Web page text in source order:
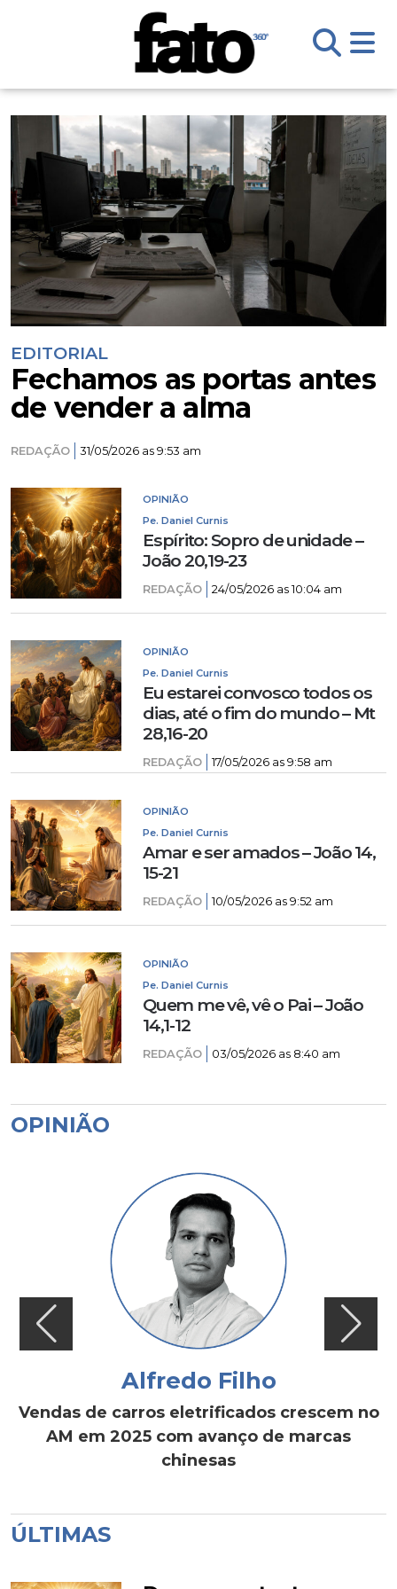
EDITORIAL
Fechamos as portas antes
de vender a alma
REDAÇÃO 31/05/2026 as 9:53 am
OPINIÃO
Pe. Daniel Curnis
Espírito: Sopro de unidade –
João 20,19-23
REDAÇÃO 24/05/2026 as 10:04 am
OPINIÃO
Pe. Daniel Curnis
Eu estarei convosco todos os
dias, até o fim do mundo – Mt
28,16-20
REDAÇÃO 17/05/2026 as 9:58 am
OPINIÃO
Pe. Daniel Curnis
Amar e ser amados – João 14,
15-21
REDAÇÃO 10/05/2026 as 9:52 am
OPINIÃO
Pe. Daniel Curnis
Quem me vê, vê o Pai – João
14,1-12
REDAÇÃO 03/05/2026 as 8:40 am
OPINIÃO
Alfredo Filho
Vendas de carros eletrificados crescem no
AM em 2025 com avanço de marcas
chinesas
ÚLTIMAS